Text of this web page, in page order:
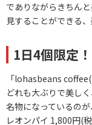
でありながらきちん
見することができる
1日4個限定
「lohasbeans
どれも大ぶりで美し
名物になっているの
レオンパイ 1,800円(税